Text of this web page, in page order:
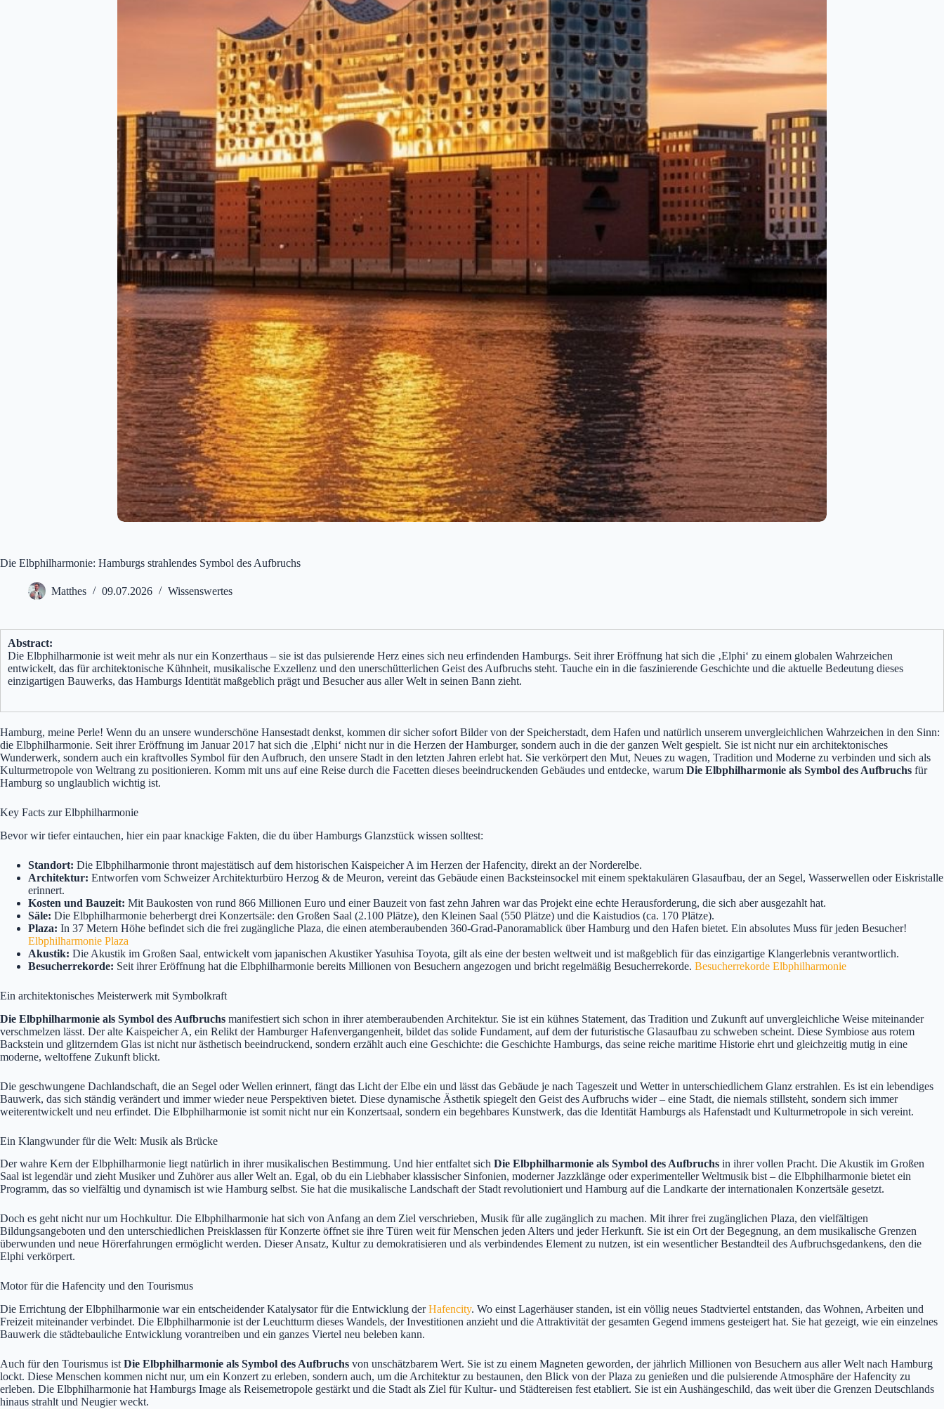
Die Elbphilharmonie: Hamburgs strahlendes Symbol des Aufbruchs
Matthes 09.07.2026 Wissenswertes
Abstract:
Die Elbphilharmonie ist weit mehr als nur ein Konzerthaus – sie ist das pulsierende Herz eines sich neu erfindenden Hamburgs. Seit ihrer Eröffnung hat sich die ‚Elphi‘ zu einem globalen Wahrzeichen
entwickelt, das für architektonische Kühnheit, musikalische Exzellenz und den unerschütterlichen Geist des Aufbruchs steht. Tauche ein in die faszinierende Geschichte und die aktuelle Bedeutung dieses
einzigartigen Bauwerks, das Hamburgs Identität maßgeblich prägt und Besucher aus aller Welt in seinen Bann zieht.
Hamburg, meine Perle! Wenn du an unsere wunderschöne Hansestadt denkst, kommen dir sicher sofort Bilder von der Speicherstadt, dem Hafen und natürlich unserem unvergleichlichen Wahrzeichen in den Sinn:
die Elbphilharmonie. Seit ihrer Eröffnung im Januar 2017 hat sich die ‚Elphi‘ nicht nur in die Herzen der Hamburger, sondern auch in die der ganzen Welt gespielt. Sie ist nicht nur ein architektonisches
Wunderwerk, sondern auch ein kraftvolles Symbol für den Aufbruch, den unsere Stadt in den letzten Jahren erlebt hat. Sie verkörpert den Mut, Neues zu wagen, Tradition und Moderne zu verbinden und sich als
Kulturmetropole von Weltrang zu positionieren. Komm mit uns auf eine Reise durch die Facetten dieses beeindruckenden Gebäudes und entdecke, warum Die Elbphilharmonie als Symbol des Aufbruchs für
Hamburg so unglaublich wichtig ist.
Key Facts zur Elbphilharmonie
Bevor wir tiefer eintauchen, hier ein paar knackige Fakten, die du über Hamburgs Glanzstück wissen solltest:
Standort: Die Elbphilharmonie thront majestätisch auf dem historischen Kaispeicher A im Herzen der Hafencity, direkt an der Norderelbe.
Architektur: Entworfen vom Schweizer Architekturbüro Herzog & de Meuron, vereint das Gebäude einen Backsteinsockel mit einem spektakulären Glasaufbau, der an Segel, Wasserwellen oder Eiskristalle
erinnert.
Kosten und Bauzeit: Mit Baukosten von rund 866 Millionen Euro und einer Bauzeit von fast zehn Jahren war das Projekt eine echte Herausforderung, die sich aber ausgezahlt hat.
Säle: Die Elbphilharmonie beherbergt drei Konzertsäle: den Großen Saal (2.100 Plätze), den Kleinen Saal (550 Plätze) und die Kaistudios (ca. 170 Plätze).
Plaza: In 37 Metern Höhe befindet sich die frei zugängliche Plaza, die einen atemberaubenden 360-Grad-Panoramablick über Hamburg und den Hafen bietet. Ein absolutes Muss für jeden Besucher!
Elbphilharmonie Plaza
Akustik: Die Akustik im Großen Saal, entwickelt vom japanischen Akustiker Yasuhisa Toyota, gilt als eine der besten weltweit und ist maßgeblich für das einzigartige Klangerlebnis verantwortlich.
Besucherrekorde: Seit ihrer Eröffnung hat die Elbphilharmonie bereits Millionen von Besuchern angezogen und bricht regelmäßig Besucherrekorde. Besucherrekorde Elbphilharmonie
Ein architektonisches Meisterwerk mit Symbolkraft
Die Elbphilharmonie als Symbol des Aufbruchs manifestiert sich schon in ihrer atemberaubenden Architektur. Sie ist ein kühnes Statement, das Tradition und Zukunft auf unvergleichliche Weise miteinander
verschmelzen lässt. Der alte Kaispeicher A, ein Relikt der Hamburger Hafenvergangenheit, bildet das solide Fundament, auf dem der futuristische Glasaufbau zu schweben scheint. Diese Symbiose aus rotem
Backstein und glitzerndem Glas ist nicht nur ästhetisch beeindruckend, sondern erzählt auch eine Geschichte: die Geschichte Hamburgs, das seine reiche maritime Historie ehrt und gleichzeitig mutig in eine
moderne, weltoffene Zukunft blickt.
Die geschwungene Dachlandschaft, die an Segel oder Wellen erinnert, fängt das Licht der Elbe ein und lässt das Gebäude je nach Tageszeit und Wetter in unterschiedlichem Glanz erstrahlen. Es ist ein lebendiges
Bauwerk, das sich ständig verändert und immer wieder neue Perspektiven bietet. Diese dynamische Ästhetik spiegelt den Geist des Aufbruchs wider – eine Stadt, die niemals stillsteht, sondern sich immer
weiterentwickelt und neu erfindet. Die Elbphilharmonie ist somit nicht nur ein Konzertsaal, sondern ein begehbares Kunstwerk, das die Identität Hamburgs als Hafenstadt und Kulturmetropole in sich vereint.
Ein Klangwunder für die Welt: Musik als Brücke
Der wahre Kern der Elbphilharmonie liegt natürlich in ihrer musikalischen Bestimmung. Und hier entfaltet sich Die Elbphilharmonie als Symbol des Aufbruchs in ihrer vollen Pracht. Die Akustik im Großen
Saal ist legendär und zieht Musiker und Zuhörer aus aller Welt an. Egal, ob du ein Liebhaber klassischer Sinfonien, moderner Jazzklänge oder experimenteller Weltmusik bist – die Elbphilharmonie bietet ein
Programm, das so vielfältig und dynamisch ist wie Hamburg selbst. Sie hat die musikalische Landschaft der Stadt revolutioniert und Hamburg auf die Landkarte der internationalen Konzertsäle gesetzt.
Doch es geht nicht nur um Hochkultur. Die Elbphilharmonie hat sich von Anfang an dem Ziel verschrieben, Musik für alle zugänglich zu machen. Mit ihrer frei zugänglichen Plaza, den vielfältigen
Bildungsangeboten und den unterschiedlichen Preisklassen für Konzerte öffnet sie ihre Türen weit für Menschen jeden Alters und jeder Herkunft. Sie ist ein Ort der Begegnung, an dem musikalische Grenzen
überwunden und neue Hörerfahrungen ermöglicht werden. Dieser Ansatz, Kultur zu demokratisieren und als verbindendes Element zu nutzen, ist ein wesentlicher Bestandteil des Aufbruchsgedankens, den die
Elphi verkörpert.
Motor für die Hafencity und den Tourismus
Die Errichtung der Elbphilharmonie war ein entscheidender Katalysator für die Entwicklung derHafencity. Wo einst Lagerhäuser standen, ist ein völlig neues Stadtviertel entstanden, das Wohnen, Arbeiten und
Freizeit miteinander verbindet. Die Elbphilharmonie ist der Leuchtturm dieses Wandels, der Investitionen anzieht und die Attraktivität der gesamten Gegend immens gesteigert hat. Sie hat gezeigt, wie ein einzelnes
Bauwerk die städtebauliche Entwicklung vorantreiben und ein ganzes Viertel neu beleben kann.
Auch für den Tourismus ist Die Elbphilharmonie als Symbol des Aufbruchs von unschätzbarem Wert. Sie ist zu einem Magneten geworden, der jährlich Millionen von Besuchern aus aller Welt nach Hamburg
lockt. Diese Menschen kommen nicht nur, um ein Konzert zu erleben, sondern auch, um die Architektur zu bestaunen, den Blick von der Plaza zu genießen und die pulsierende Atmosphäre der Hafencity zu
erleben. Die Elbphilharmonie hat Hamburgs Image als Reisemetropole gestärkt und die Stadt als Ziel für Kultur- und Städtereisen fest etabliert. Sie ist ein Aushängeschild, das weit über die Grenzen Deutschlands
hinaus strahlt und Neugier weckt.